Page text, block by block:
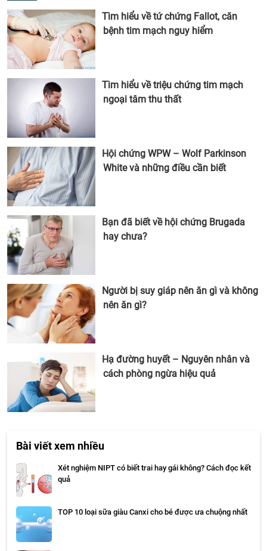
Tìm hiểu về tứ chứng Fallot, căn
bệnh tim mạch nguy hiểm
Tìm hiểu về triệu chứng tim mạch
ngoại tâm thu thất
Hội chứng WPW – Wolf Parkinson
White và những điều cần biết
Bạn đã biết về hội chứng Brugada
hay chưa?
Người bị suy giáp nên ăn gì và không
nên ăn gì?
Hạ đường huyết – Nguyên nhân và
cách phòng ngừa hiệu quả
Bài viết xem nhiều
Xét nghiệm NIPT có biết trai hay gái không? Cách đọc kết
quả
TOP 10 loại sữa giàu Canxi cho bé được ưa chuộng nhất